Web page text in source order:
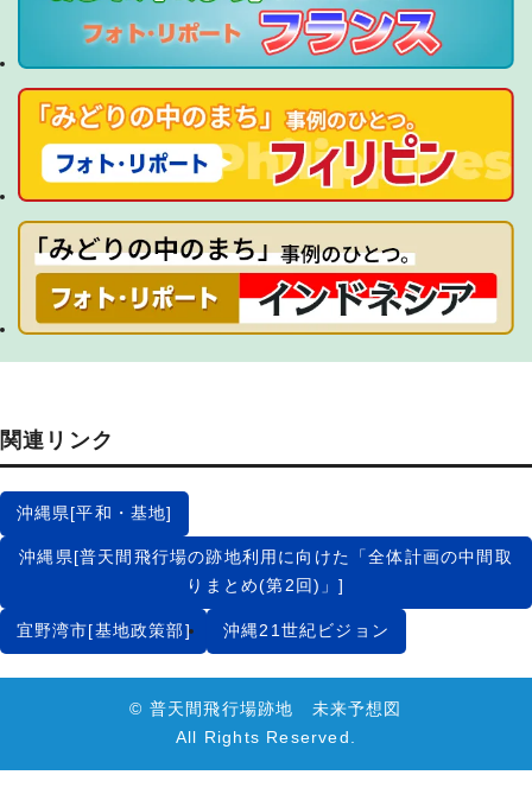
関連リンク
沖縄県[平和・基地]
沖縄県[普天間飛行場の跡地利用に向けた「全体計画の中間取
りまとめ(第2回)」]
宜野湾市[基地政策部] 沖縄21世紀ビジョン
© 普天間飛行場跡地 未来予想図
All Rights Reserved.